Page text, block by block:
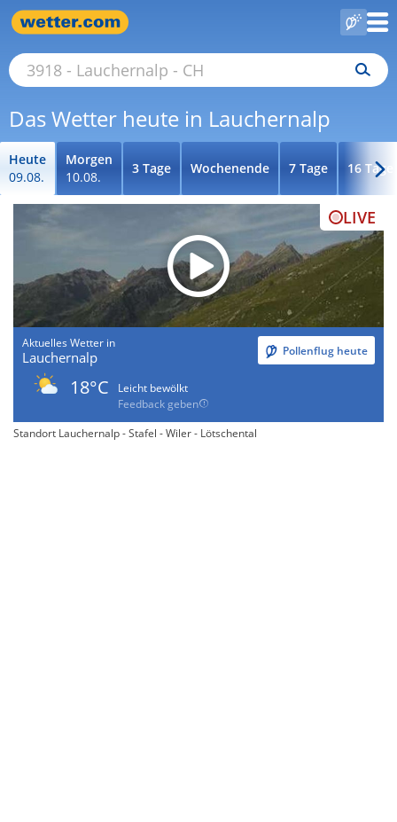
Das Wetter heute in Lauchernalp
Heute
09.08.
Morgen
10.08.
3 Tage Wochenende 7 Tage 16 Tage
LIVE
Aktuelles Wetter in
Lauchernalp Pollenflug heute
18°C
Leicht bewölkt
Feedback geben
Standort Lauchernalp - Stafel - Wiler - Lötschental